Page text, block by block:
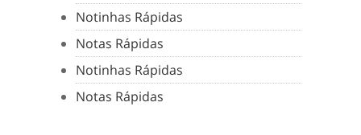
Notinhas Rápidas
Notas Rápidas
Notinhas Rápidas
Notas Rápidas